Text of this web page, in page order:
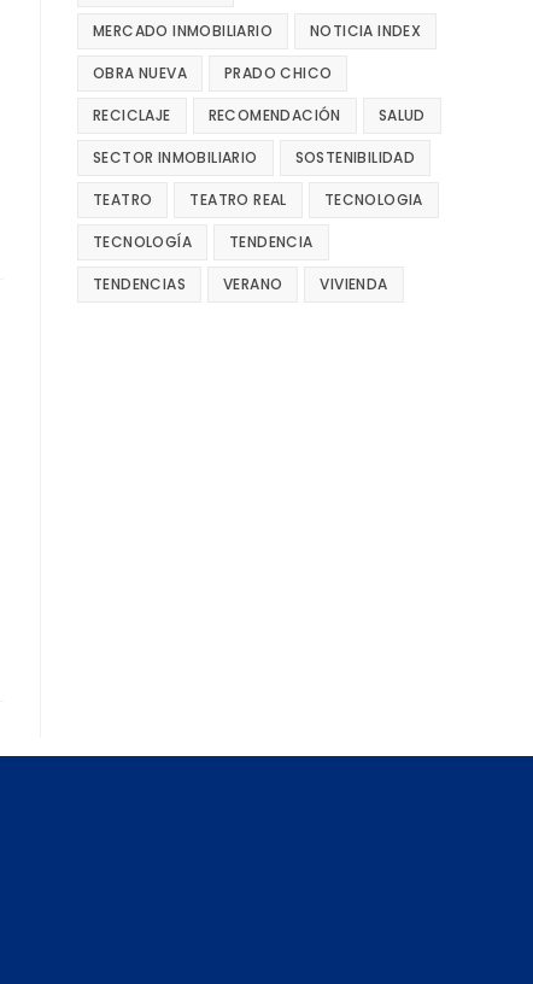
MERCADO INMOBILIARIO NOTICIA INDEX
OBRA NUEVA PRADO CHICO
RECICLAJE RECOMENDACIÓN SALUD
SECTOR INMOBILIARIO SOSTENIBILIDAD
TEATRO TEATRO REAL TECNOLOGIA
TECNOLOGÍA TENDENCIA
TENDENCIAS VERANO VIVIENDA